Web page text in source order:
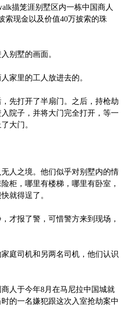
描笼涯别墅区内一栋中国商人
索现金以及价值40万披索的珠
别墅的画面。
家里的工人放进去的。
先打开了半扇门。之后，持枪劫
院子，并将大门完全打开，等一
大门。
人之境。他们似乎对别墅内的情
柜，哪里有楼梯，哪里有卧室，
就得逞了。
才报了警，可惜警方来到现场，
庭司机和另两名司机，他们认识
人于今年8月在马尼拉中国城就
的一名嫌犯跟这次入室抢劫案中